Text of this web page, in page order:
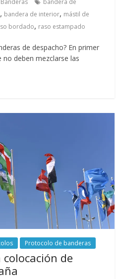
bandera de
, bandera de interior, mástil de
bordado, raso estampado
de despacho? En primer
no deben mezclarse las
Protocolo de banderas
de